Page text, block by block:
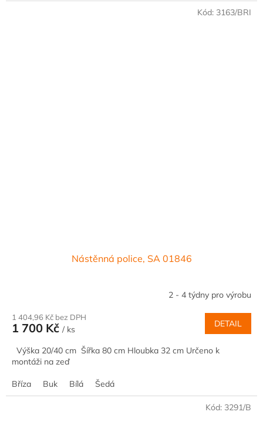
Nástěnná police, SA 01846
2 - 4 týdny pro výrobu
1 404,96 Kč bez DPH
1 700 Kč / ks
DETAIL
Výška 20/40 cm Šířka 80 cm Hloubka 32 cm Určeno k
montáži na zeď
Bříza Buk Bílá Šedá
Kód: 3163/BRI
Kód: 3291/B